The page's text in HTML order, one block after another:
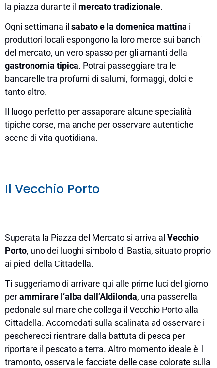
la piazza durante il mercato tradizionale.
Ogni settimana il sabato e la domenica mattina i
produttori locali espongono la loro merce sui banchi
del mercato, un vero spasso per gli amanti della
gastronomia tipica. Potrai passeggiare tra le
bancarelle tra profumi di salumi, formaggi, dolci e
tanto altro.
Il luogo perfetto per assaporare alcune specialità
tipiche corse, ma anche per osservare autentiche
scene di vita quotidiana.
Il Vecchio Porto
Superata la Piazza del Mercato si arriva al Vecchio
Porto, uno dei luoghi simbolo di Bastia, situato proprio
ai piedi della Cittadella.
Ti suggeriamo di arrivare qui alle prime luci del giorno
perammirare l’alba dall’Aldilonda, una passerella
pedonale sul mare che collega il Vecchio Porto alla
Cittadella. Accomodati sulla scalinata ad osservare i
pescherecci rientrare dalla battuta di pesca per
riportare il pescato a terra. Altro momento ideale è il
tramonto, osserva le facciate delle case colorate sulla